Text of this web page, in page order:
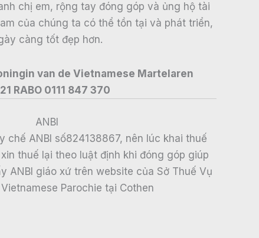
chị em, rộng tay đóng góp và ủng hộ tài
của chúng ta có thể tồn tại và phát triển,
càng tốt đẹp hơn.
van de Vietnamese Martelaren
RABO 0111 847 370
ANBI
chế ANBI số824138867, nên lúc khai thuế
thuế lại theo luật định khi đóng góp giúp
ANBI giáo xứ trên website của Sở Thuế Vụ
Parochie tại Cothen